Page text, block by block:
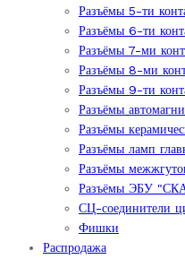
Разъёмы 5-ти
Разъёмы 6-ти
Разъёмы 7-ми
Разъёмы 8-ми
Разъёмы 9-ти
Разъёмы
Разъёмы
Разъёмы ламп
Разъёмы
Разъёмы ЭБУ
СЦ-соединители
Фишки
Распродажа